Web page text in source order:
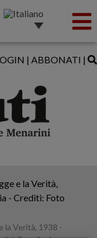
| ABBONATI |
la Verità, 1938 -